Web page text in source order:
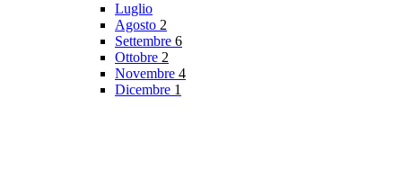
Luglio
Agosto 2
Settembre 6
Ottobre 2
Novembre 4
Dicembre 1